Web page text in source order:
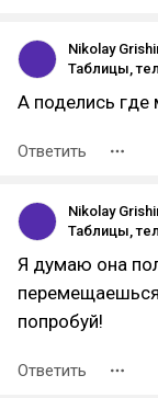
Nikolay
А поделись
Ответить
Nikolay
Я думаю она
попробуй!
Ответить